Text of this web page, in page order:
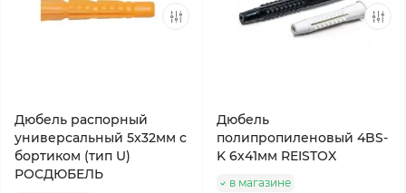
Дюбель распорный
универсальный 5х32мм с
бортиком (тип U)
РОСДЮБЕЛЬ
Дюбель
полипропиленовый 4BS-
K 6х41мм REISTOX
в магазине